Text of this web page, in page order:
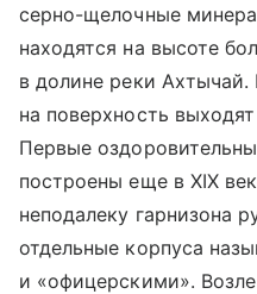
серно-щелочные
находятся на высоте
в долине реки
на поверхность
Первые
построены еще в XIX
неподалеку гарнизона
отдельные корпуса
и «офицерскими».